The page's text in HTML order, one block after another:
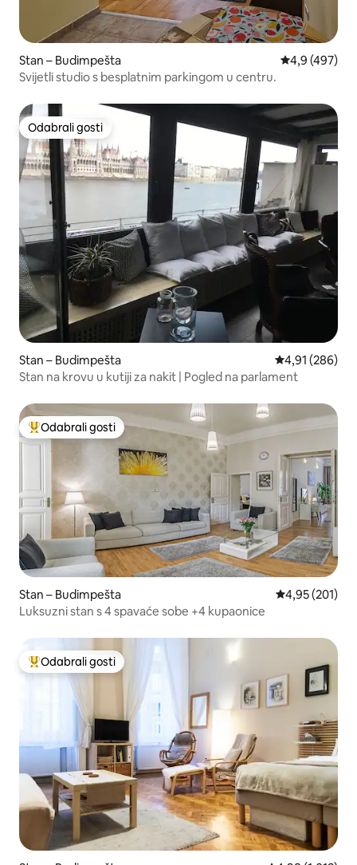
Stan – Budimpešta Prosječna
4,9 (497)
Svijetli studio s besplatnim parkingom u centru.
Odabrali gosti
Odabrali gosti
Stan – Budimpešta Prosječna
4,91 (286)
Stan na krovu u kutiji za nakit | Pogled na parlament
Među najviše rangiranima s oznakom „Odabrali gosti”
Odabrali gosti
Stan – Budimpešta Prosječna
4,95 (201)
Luksuzni stan s 4 spavaće sobe +4 kupaonice
Među najviše rangiranima s oznakom „Odabrali gosti”
Odabrali gosti